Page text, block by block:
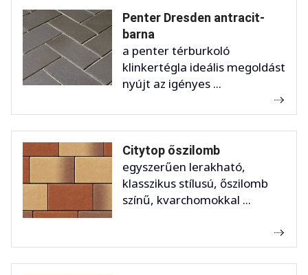
Penter Dresden antracit-
barna
a penter térburkoló
klinkertégla ideális megoldást
nyújt az igényes ...
Citytop őszilomb
egyszerűen lerakható,
klasszikus stílusú, őszilomb
színű, kvarchomokkal ...